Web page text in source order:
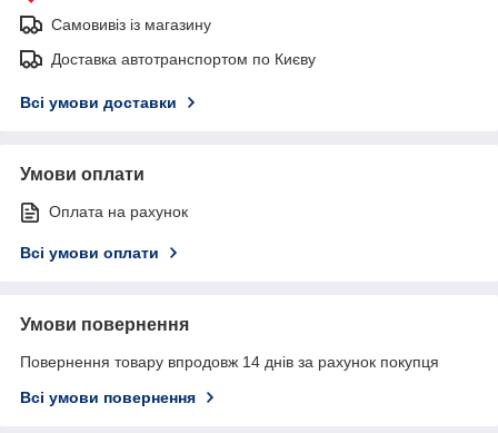
Самовивіз із магазину
Доставка автотранспортом по Києву
Всі умови доставки
Умови оплати
Оплата на рахунок
Всі умови оплати
Умови повернення
Повернення товару впродовж 14 днів за рахунок покупця
Всі умови повернення